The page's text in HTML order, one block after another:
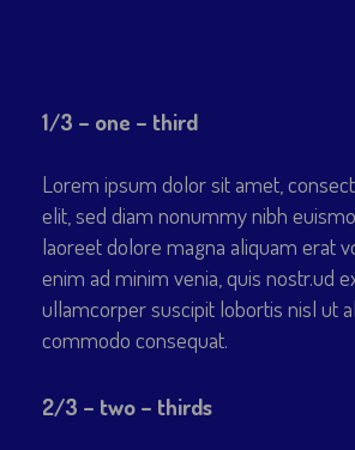
1/3 – one – third
Lorem ipsum dolor sit amet,
elit, sed diam nonummy nibh
laoreet dolore magna aliquam erat
enim ad minim venia, quis nostr.ud
ullamcorper suscipit lobortis nisl ut
commodo consequat.
2/3 – two – thirds